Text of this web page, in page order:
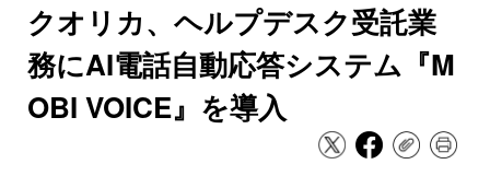
クオリカ、ヘルプデスク受託業
務にAI電話自動応答システム『M
OBI VOICE』を導入